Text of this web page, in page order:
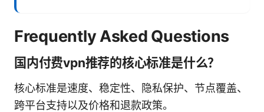
Frequently Asked Questions
国内付费vpn推荐的核心标准是什么？
核心标准是速度、稳定性、隐私保护、节点覆盖、
跨平台支持以及价格和退款政策。